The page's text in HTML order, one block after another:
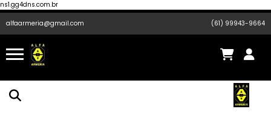
ns1.gg4dns.com.br
alfaarmeria@gmail.com (61) 99943-9664